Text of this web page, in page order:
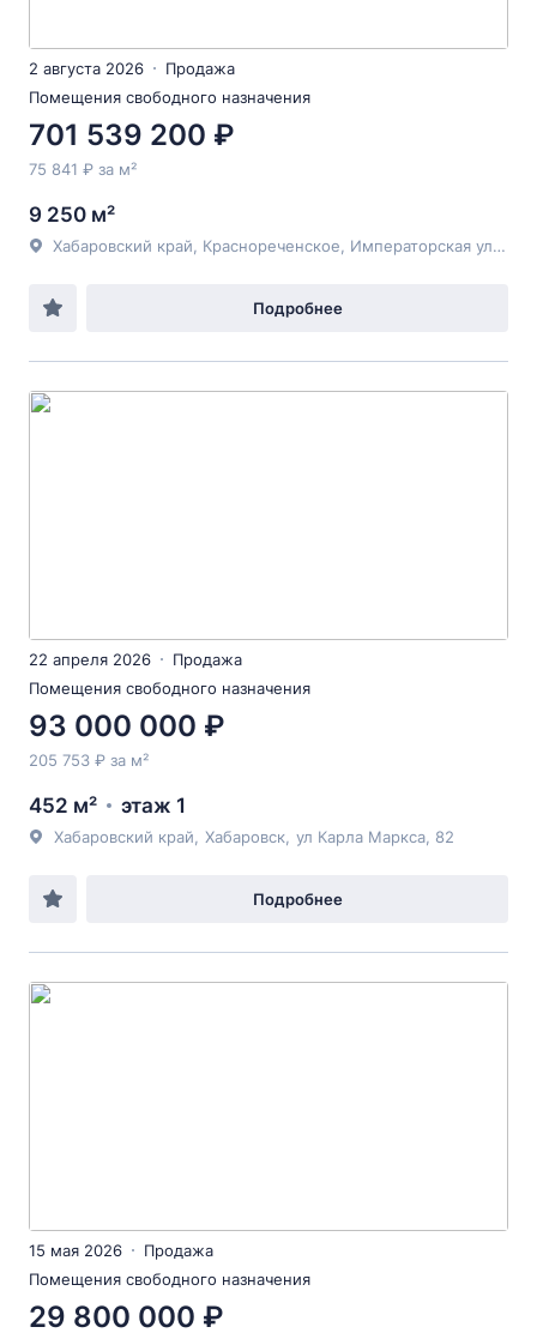
2 августа 2026
Продажа
Помещения свободного назначения
701 539 200 ₽
75 841 ₽ за м²
9 250 м²
Хабаровский край, Краснореченское, Императорская улица, 5
Подробнее
22 апреля 2026
Продажа
Помещения свободного назначения
93 000 000 ₽
205 753 ₽ за м²
452 м² этаж 1
Хабаровский край Хабаровск ул Карла Маркса , 82
Подробнее
15 мая 2026
Продажа
Помещения свободного назначения
29 800 000 ₽